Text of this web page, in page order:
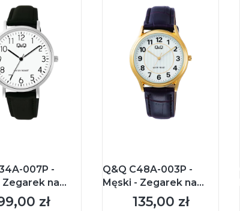
007P -
Zegarek na
zł
Q&Q C48A-003P -
Męski - Zegarek na
Cena
135,00 zł